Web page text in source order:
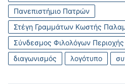
Πανεπιστήμιο Πατρών
Στέγη Γραμμάτων Κωστής
Σύνδεσμος Φιλολόγων
διαγωνισμός
λογότυπο